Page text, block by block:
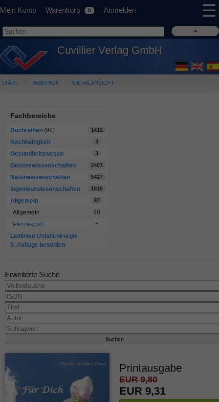
Mein Konto Warenkorb 0 Anmelden ☰
Cuvillier Verlag GmbH
START WEBSHOP DETAILANSICHT
Fachbereiche
Buchreihen (99) 1412
Nachhaltigkeit 3
Gesundheitswesen 3
Geisteswissenschaften 2403
Naturwissenschaften 5427
Ingenieurwissenschaften 1818
Allgemein 97
Allgemein
90
Pferdesport
6
Leitlinien Unfallchirurgie
5. Auflage bestellen
Erweiterte Suche
Printausgabe
EUR 9,80
EUR 9,31